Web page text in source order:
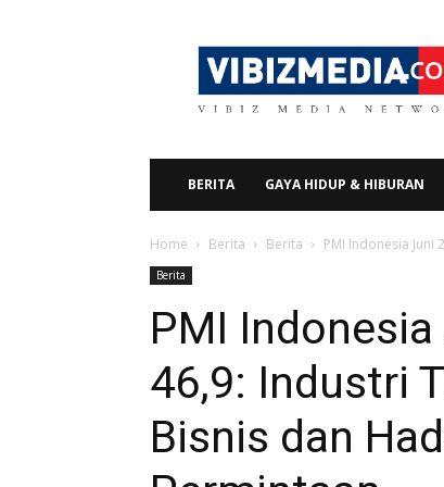
Vibizmedia.com
BERITA GAYA HIDUP & HIBURAN
Home Berita Berita PMI Indonesia Juni
Berita
PMI
46,9: Industri
Bisnis dan